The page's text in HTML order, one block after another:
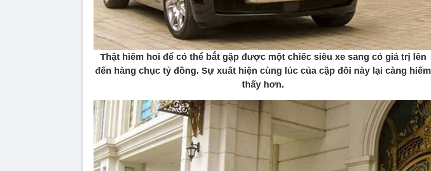
Thật hiếm hoi để có thể bắt gặp được một chiếc siêu xe sang có giá trị lên
đến hàng chục tỷ đồng. Sự xuất hiện cùng lúc của cặp đôi này lại càng hiếm
thấy hơn.